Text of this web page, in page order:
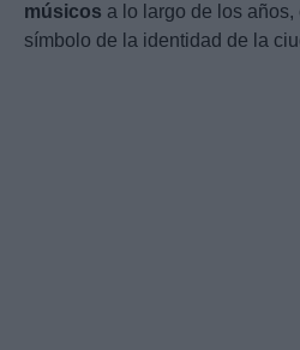
músicos a lo largo de los
símbolo de la identidad de la